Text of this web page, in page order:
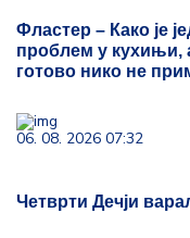
Фластер – Како је
проблем у кухињи,
готово нико не
06. 08. 2026 07:32
Четврти Дечји